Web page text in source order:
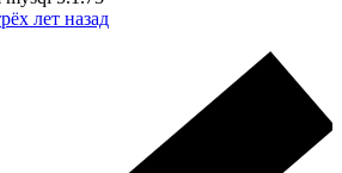
лет назад